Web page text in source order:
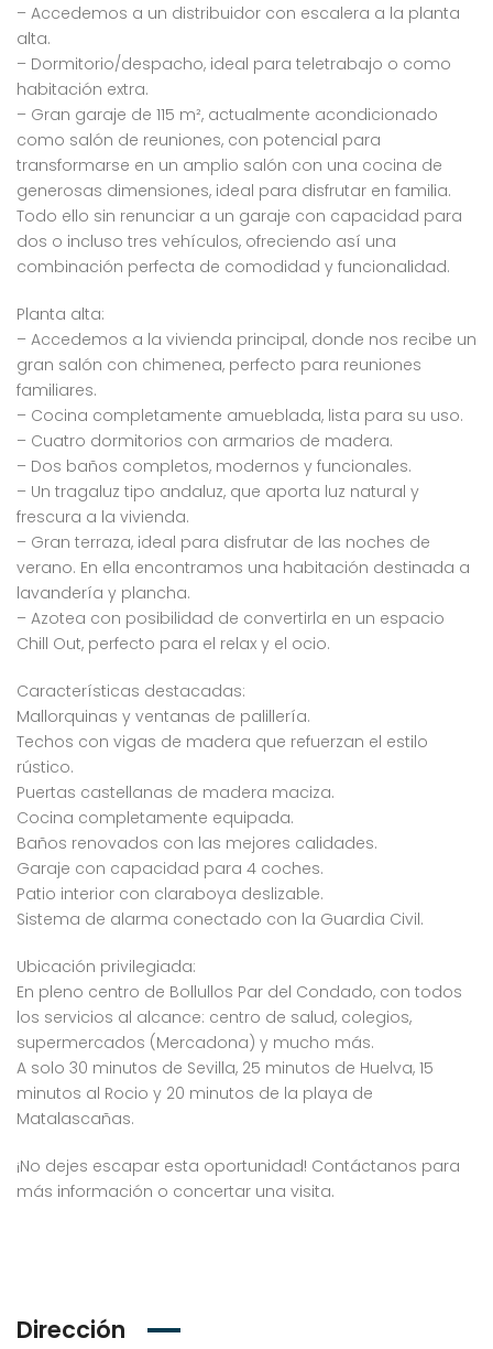
– Accedemos a un distribuidor con escalera a la planta
alta.
– Dormitorio/despacho, ideal para teletrabajo o como
habitación extra.
– Gran garaje de 115 m², actualmente acondicionado
como salón de reuniones, con potencial para
transformarse en un amplio salón con una cocina de
generosas dimensiones, ideal para disfrutar en familia.
Todo ello sin renunciar a un garaje con capacidad para
dos o incluso tres vehículos, ofreciendo así una
combinación perfecta de comodidad y funcionalidad.
Planta alta:
– Accedemos a la vivienda principal, donde nos recibe un
gran salón con chimenea, perfecto para reuniones
familiares.
– Cocina completamente amueblada, lista para su uso.
– Cuatro dormitorios con armarios de madera.
– Dos baños completos, modernos y funcionales.
– Un tragaluz tipo andaluz, que aporta luz natural y
frescura a la vivienda.
– Gran terraza, ideal para disfrutar de las noches de
verano. En ella encontramos una habitación destinada a
lavandería y plancha.
– Azotea con posibilidad de convertirla en un espacio
Chill Out, perfecto para el relax y el ocio.
Características destacadas:
Mallorquinas y ventanas de palillería.
Techos con vigas de madera que refuerzan el estilo
rústico.
Puertas castellanas de madera maciza.
Cocina completamente equipada.
Baños renovados con las mejores calidades.
Garaje con capacidad para 4 coches.
Patio interior con claraboya deslizable.
Sistema de alarma conectado con la Guardia Civil.
Ubicación privilegiada:
En pleno centro de Bollullos Par del Condado, con todos
los servicios al alcance: centro de salud, colegios,
supermercados (Mercadona) y mucho más.
A solo 30 minutos de Sevilla, 25 minutos de Huelva, 15
minutos al Rocio y 20 minutos de la playa de
Matalascañas.
¡No dejes escapar esta oportunidad! Contáctanos para
más información o concertar una visita.
Dirección